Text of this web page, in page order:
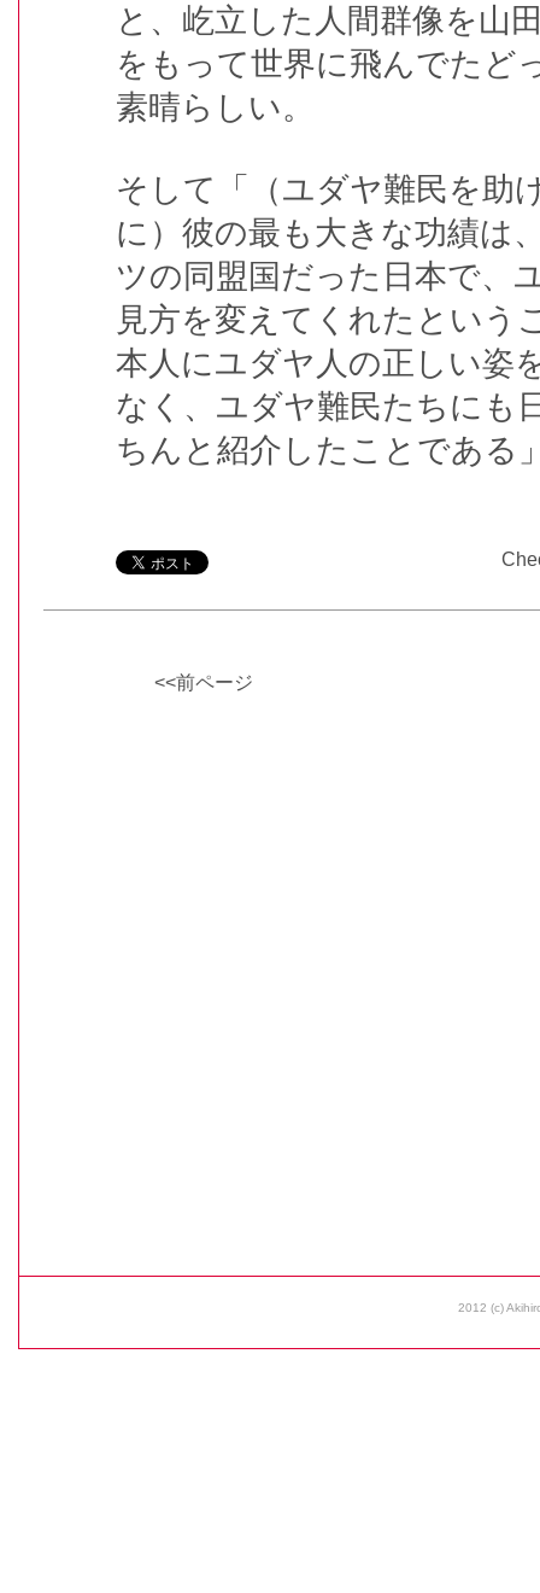
と、屹立した人間群像を山
をもって世界に飛んでたど
素晴らしい。
そして「（ユダヤ難民を助
に）彼の最も大きな功績は
ツの同盟国だった日本で、
見方を変えてくれたという
本人にユダヤ人の正しい姿
なく、ユダヤ難民たちにも
ちんと紹介したことである
<<前ページ
2012 (c)